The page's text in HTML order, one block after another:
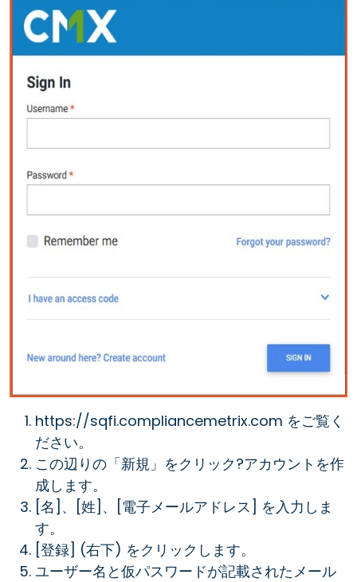
https://sqfi.compliancemetrix.com をご覧く
ださい。
この辺りの「新規」をクリック?アカウントを作
成します。
[名]、[姓]、[電子メールアドレス] を入力しま
す。
[登録] (右下) をクリックします。
ユーザー名と仮パスワードが記載されたメール